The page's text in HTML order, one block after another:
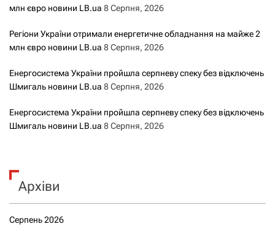
м
и
млн євро новини LB.ua 8 Серпня, 2026
Регіони України отримали енергетичне обладнання на майже 2
млн євро новини LB.ua 8 Серпня, 2026
Енергосистема України пройшла серпневу спеку без відключень
Шмигаль новини LB.ua 8 Серпня, 2026
Енергосистема України пройшла серпневу спеку без відключень
Шмигаль новини LB.ua 8 Серпня, 2026
Архіви
Серпень 2026